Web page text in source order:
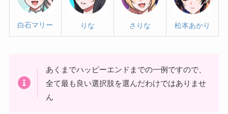
白石マリー りな さりな 松本あかり
あくまでハッピーエンドまでの一例ですので、
全て最も良い選択肢を選んだわけではありませ
ん